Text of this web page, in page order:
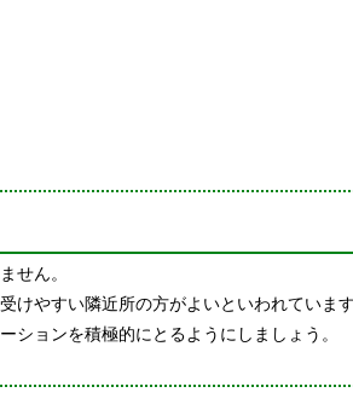
せん。
やすい隣近所の方がよいといわれています
ョンを積極的にとるようにしましょう。